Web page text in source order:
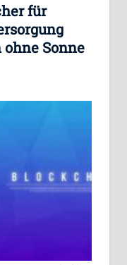
für
Sonne